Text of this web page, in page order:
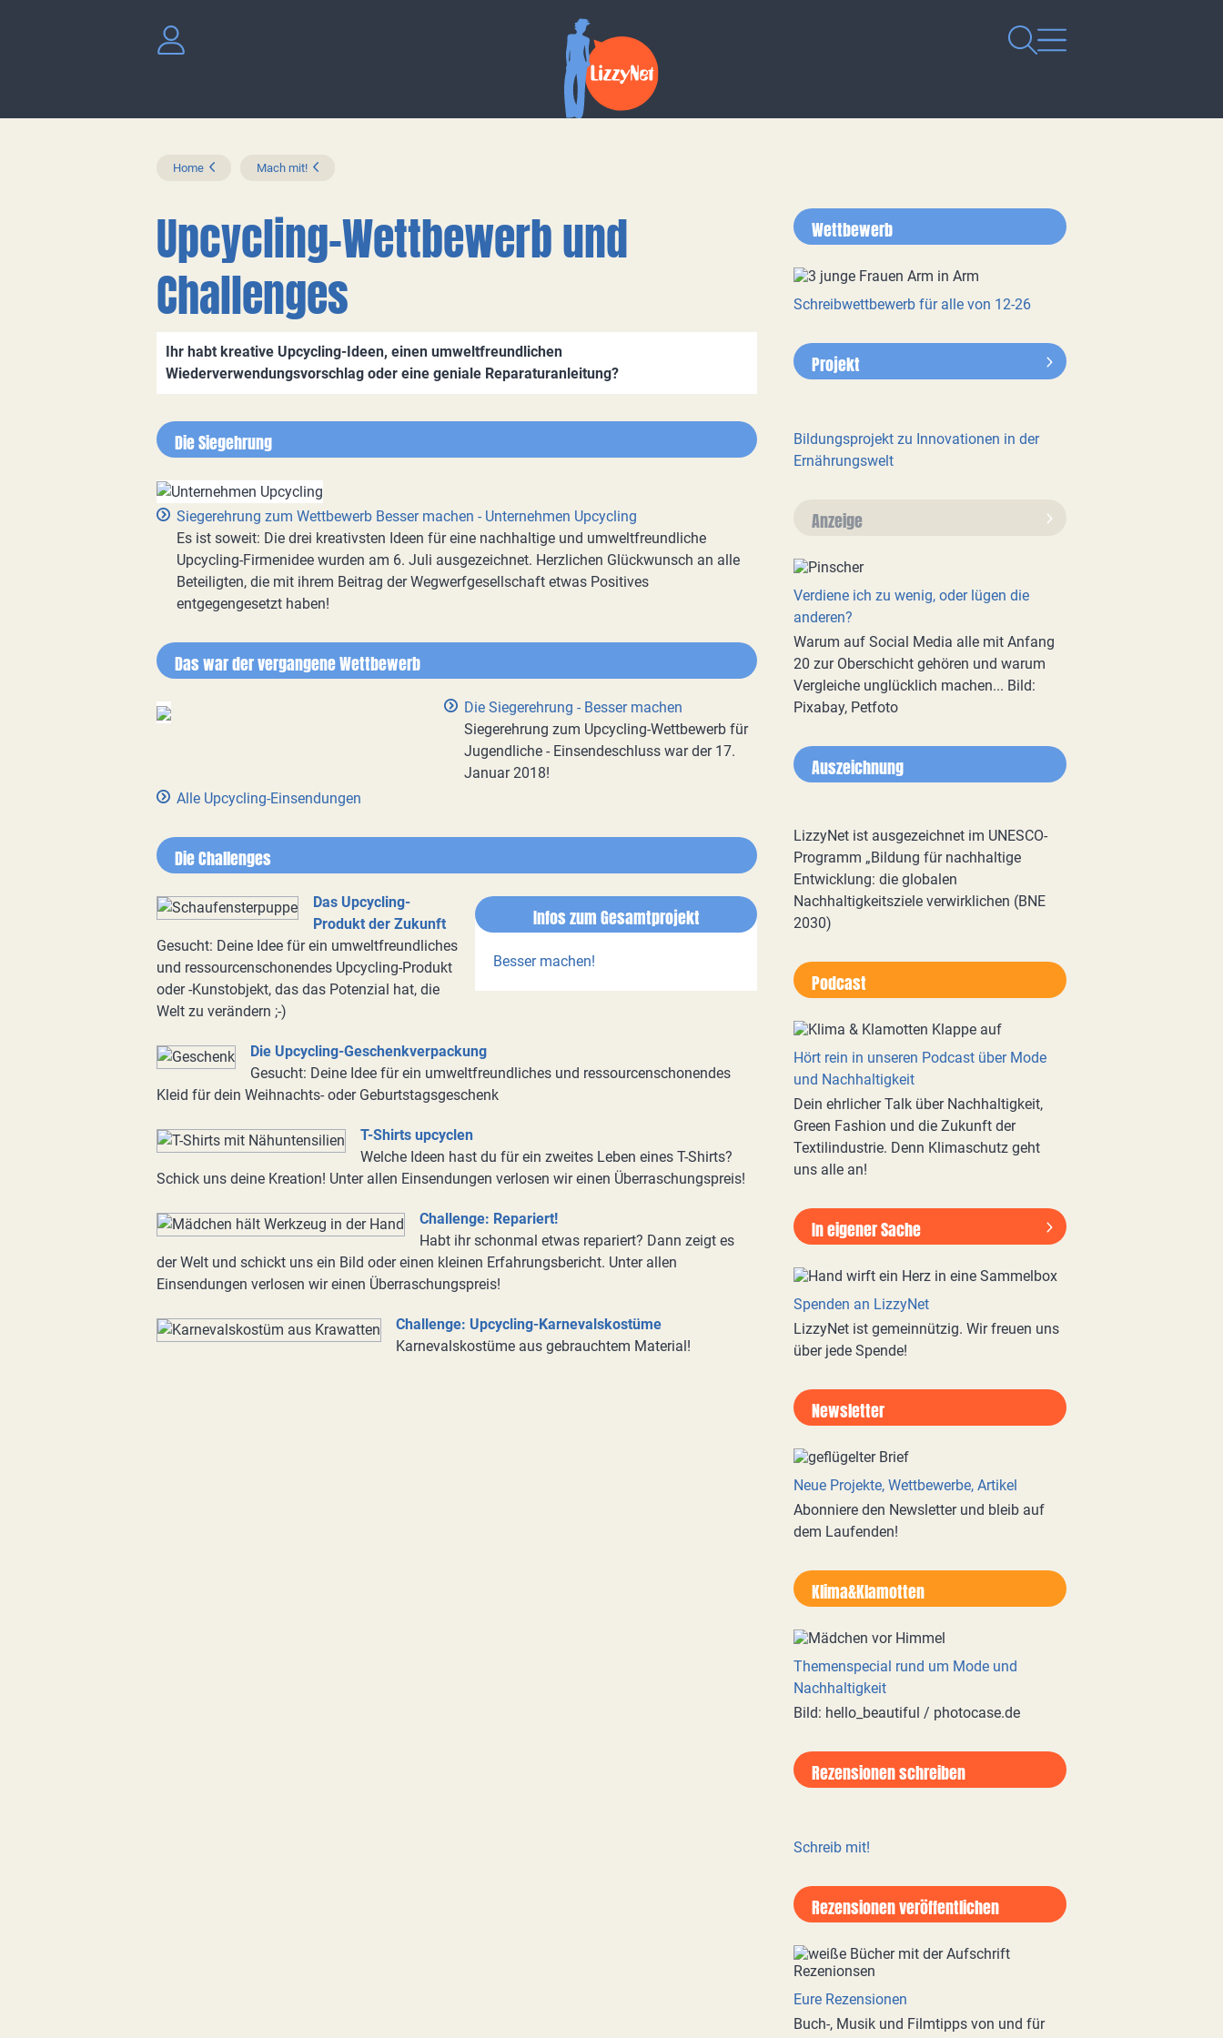
Home Mach mit!
Upcycling-Wettbewerb und
Challenges
Ihr habt kreative Upcycling-Ideen, einen umweltfreundlichen
Wiederverwendungsvorschlag oder eine geniale Reparaturanleitung?
Die Siegehrung
Siegerehrung zum Wettbewerb Besser machen - Unternehmen Upcycling
Es ist soweit: Die drei kreativsten Ideen für eine nachhaltige und umweltfreundliche
Upcycling-Firmenidee wurden am 6. Juli ausgezeichnet. Herzlichen Glückwunsch an alle
Beteiligten, die mit ihrem Beitrag der Wegwerfgesellschaft etwas Positives
entgegengesetzt haben!
Das war der vergangene Wettbewerb
Die Siegerehrung - Besser machen
Siegerehrung zum Upcycling-Wettbewerb für
Jugendliche - Einsendeschluss war der 17.
Januar 2018!
Alle Upcycling-Einsendungen
Die Challenges
Infos zum Gesamtprojekt
Besser machen!
Das Upcycling-
Produkt der Zukunft
Gesucht: Deine Idee für ein umweltfreundliches
und ressourcenschonendes Upcycling-Produkt
oder -Kunstobjekt, das das Potenzial hat, die
Welt zu verändern ;-)
Die Upcycling-Geschenkverpackung
Gesucht: Deine Idee für ein umweltfreundliches und ressourcenschonendes
Kleid für dein Weihnachts- oder Geburtstagsgeschenk
T-Shirts upcyclen
Welche Ideen hast du für ein zweites Leben eines T-Shirts?
Schick uns deine Kreation! Unter allen Einsendungen verlosen wir einen Überraschungspreis!
Challenge: Repariert!
Habt ihr schonmal etwas repariert? Dann zeigt es
der Welt und schickt uns ein Bild oder einen kleinen Erfahrungsbericht. Unter allen
Einsendungen verlosen wir einen Überraschungspreis!
Challenge: Upcycling-Karnevalskostüme
Karnevalskostüme aus gebrauchtem Material!
Wettbewerb
Schreibwettbewerb für alle von 12-26
Projekt
Bildungsprojekt zu Innovationen in der
Ernährungswelt
Anzeige
Verdiene ich zu wenig, oder lügen die
anderen?
Warum auf Social Media alle mit Anfang
20 zur Oberschicht gehören und warum
Vergleiche unglücklich machen... Bild:
Pixabay, Petfoto
Auszeichnung
LizzyNet ist ausgezeichnet im UNESCO-
Programm „Bildung für nachhaltige
Entwicklung: die globalen
Nachhaltigkeitsziele verwirklichen (BNE
2030)
Podcast
Hört rein in unseren Podcast über Mode
und Nachhaltigkeit
Dein ehrlicher Talk über Nachhaltigkeit,
Green Fashion und die Zukunft der
Textilindustrie. Denn Klimaschutz geht
uns alle an!
In eigener Sache
Spenden an LizzyNet
LizzyNet ist gemeinnützig. Wir freuen uns
über jede Spende!
Newsletter
Neue Projekte, Wettbewerbe, Artikel
Abonniere den Newsletter und bleib auf
dem Laufenden!
Klima&Klamotten
Themenspecial rund um Mode und
Nachhaltigkeit
Bild: hello_beautiful / photocase.de
Rezensionen schreiben
Schreib mit!
Rezensionen veröffentlichen
Eure Rezensionen
Buch-, Musik und Filmtipps von und für